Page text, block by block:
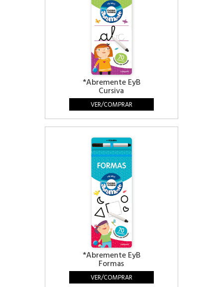
*Abremente EyB
Cursiva
VER/COMPRAR
*Abremente EyB
Formas
VER/COMPRAR